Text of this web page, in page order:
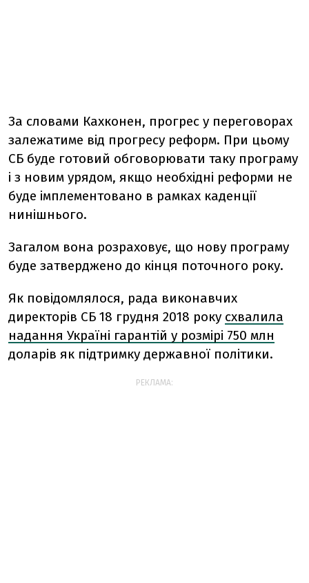
За словами Кахконен, прогрес у переговорах
залежатиме від прогресу реформ. При цьому
СБ буде готовий обговорювати таку програму
і з новим урядом, якщо необхідні реформи не
буде імплементовано в рамках каденції
нинішнього.
Загалом вона розраховує, що нову програму
буде затверджено до кінця поточного року.
Як повідомлялося, рада виконавчих
директорів СБ 18 грудня 2018 року схвалила
надання Україні гарантій у розмірі 750 млн
доларів як підтримку державної політики.
РЕКЛАМА: